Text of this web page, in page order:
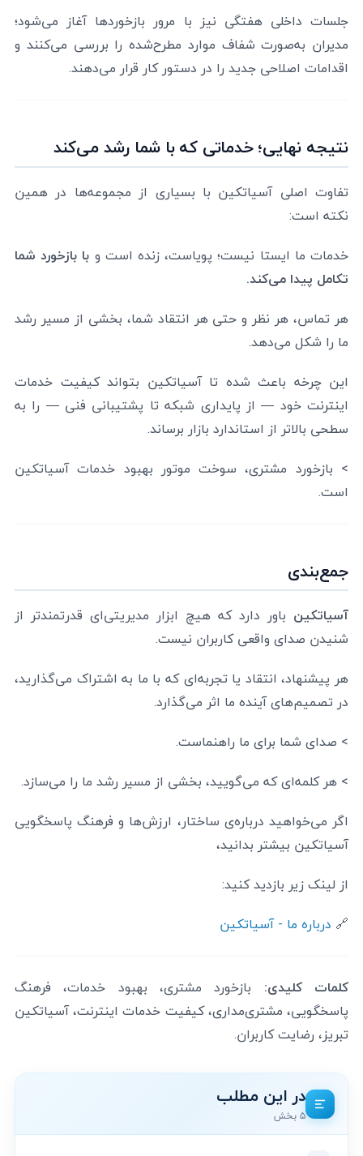
جلسات داخلی هفتگی نیز با مرور بازخوردها آغاز می‌شود؛
مدیران به‌صورت شفاف موارد مطرح‌شده را بررسی می‌کنند و
اقدامات اصلاحی جدید را در دستور کار قرار می‌دهند.
نتیجه نهایی؛ خدماتی که با شما رشد می‌کند
تفاوت اصلی آسیاتکین با بسیاری از مجموعه‌ها در همین
نکته است:
خدمات ما ایستا نیست؛ پویاست، زنده است و با بازخورد شما
تکامل پیدا می‌کند.
هر تماس، هر نظر و حتی هر انتقاد شما، بخشی از مسیر رشد
ما را شکل می‌دهد.
این چرخه باعث شده تا آسیاتکین بتواند کیفیت خدمات
اینترنت خود — از پایداری شبکه تا پشتیبانی فنی — را به
سطحی بالاتر از استاندارد بازار برساند.
> بازخورد مشتری، سوخت موتور بهبود خدمات آسیاتکین
است.
جمع‌بندی
آسیاتکین باور دارد که هیچ ابزار مدیریتی‌ای قدرتمندتر از
شنیدن صدای واقعی کاربران نیست.
هر پیشنهاد، انتقاد یا تجربه‌ای که با ما به اشتراک می‌گذارید،
در تصمیم‌های آینده ما اثر می‌گذارد.
> صدای شما برای ما راهنماست.
> هر کلمه‌ای که می‌گویید، بخشی از مسیر رشد ما را می‌سازد.
اگر می‌خواهید درباره‌ی ساختار، ارزش‌ها و فرهنگ پاسخگویی
آسیاتکین بیشتر بدانید،
از لینک زیر بازدید کنید:
🔗 درباره ما - آسیاتکین
کلمات کلیدی: بازخورد مشتری، بهبود خدمات، فرهنگ
پاسخگویی، مشتری‌مداری، کیفیت خدمات اینترنت، آسیاتکین
تبریز، رضایت کاربران.
در این مطلب
۵ بخش